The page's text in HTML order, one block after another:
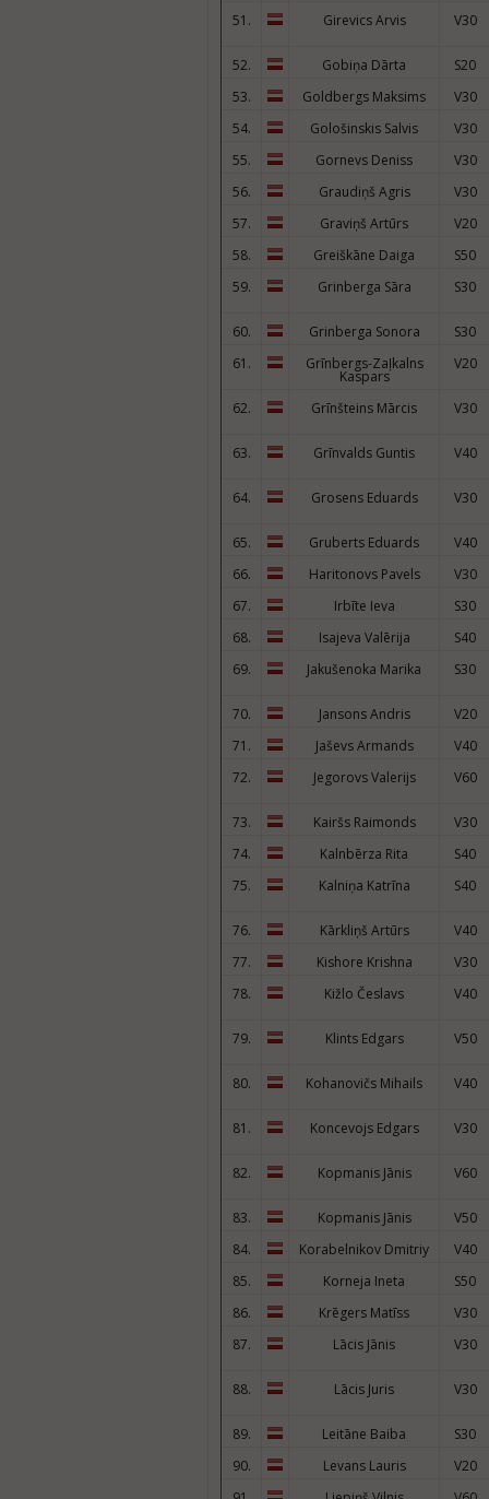
51.
Girevics Arvis V30
52. Gobiņa Dārta
S20
53.
Goldbergs Maksims
V30
54.
Gološinskis Salvis
V30
55.
Gornevs Deniss
V30
56.
Graudiņš Agris
V30
57.
Graviņš Artūrs
V20
58.
Greiškāne Daiga
S50
59.
Grinberga Sāra S30
60. Grinberga Sonora
S30
61.
Grīnbergs-Zaļkalns
Kaspars
V20
62. Grīnšteins Mārcis V30
63. Grīnvalds Guntis V40
64. Grosens Eduards V30
65. Gruberts Eduards
V40
66.
Haritonovs Pavels
V30
67.
Irbīte Ieva
S30
68.
Isajeva Valērija
S40
69.
Jakušenoka Marika S30
70. Jansons Andris
V20
71.
Jaševs Armands
V40
72.
Jegorovs Valerijs V60
73. Kairšs Raimonds
V30
74.
Kalnbērza Rita
S40
75.
Kalniņa Katrīna S40
76. Kārkliņš Artūrs
V40
77.
Kishore Krishna
V30
78.
Kižlo Česlavs V40
79. Klints Edgars V50
80. Kohanovičs Mihails V40
81. Koncevojs Edgars V30
82. Kopmanis Jānis V60
83. Kopmanis Jānis
V50
84.
Korabelnikov Dmitriy
V40
85.
Korneja Ineta
S50
86.
Krēgers Matīss
V30
87.
Lācis Jānis V30
88. Lācis Juris V30
89. Leitāne Baiba
S30
90.
Levans Lauris
V20